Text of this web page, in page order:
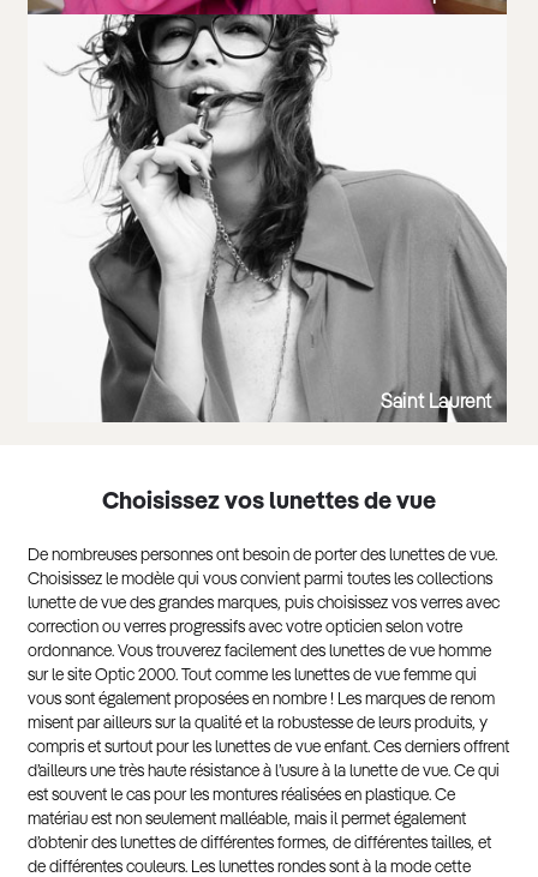
Saint Laurent
Choisissez vos lunettes de vue
De nombreuses personnes ont besoin de porter des lunettes de vue.
Choisissez le modèle qui vous convient parmi toutes les collections
lunette de vue des grandes marques, puis choisissez vos verres avec
correction ou verres progressifs avec votre opticien selon votre
ordonnance. Vous trouverez facilement des lunettes de vue homme
sur le site Optic 2000. Tout comme les lunettes de vue femme qui
vous sont également proposées en nombre ! Les marques de renom
misent par ailleurs sur la qualité et la robustesse de leurs produits, y
compris et surtout pour les lunettes de vue enfant. Ces derniers offrent
d’ailleurs une très haute résistance à l’usure à la lunette de vue. Ce qui
est souvent le cas pour les montures réalisées en plastique. Ce
matériau est non seulement malléable, mais il permet également
d’obtenir des lunettes de différentes formes, de différentes tailles, et
de différentes couleurs. Les lunettes rondes sont à la mode cette